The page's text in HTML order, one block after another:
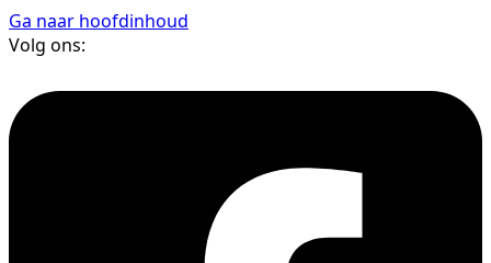
Ga naar hoofdinhoud
Volg ons: